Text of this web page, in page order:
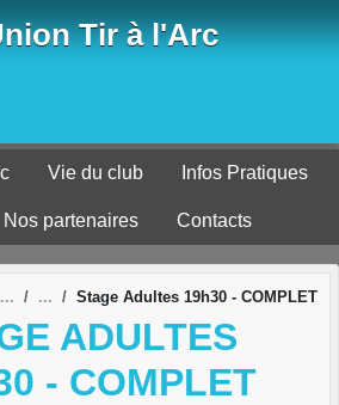
Tir à l'Arc
Vie du club Infos Pratiques
Nos partenaires Contacts
Stage Adultes 19h30 - COMPLET
ADULTES
- COMPLET
cookies